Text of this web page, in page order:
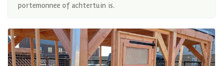
portemonnee of achtertuin is.